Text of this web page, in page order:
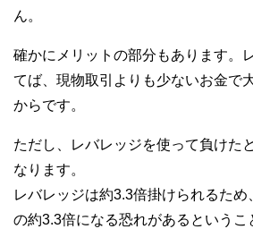
ん。
確かにメリットの部分もあります。
てば、現物取引よりも少ないお金で
からです。
ただし、レバレッジを使って負けた
なります。
レバレッジは約3.3倍掛けられるため
の約3.3倍になる恐れがあるというこ